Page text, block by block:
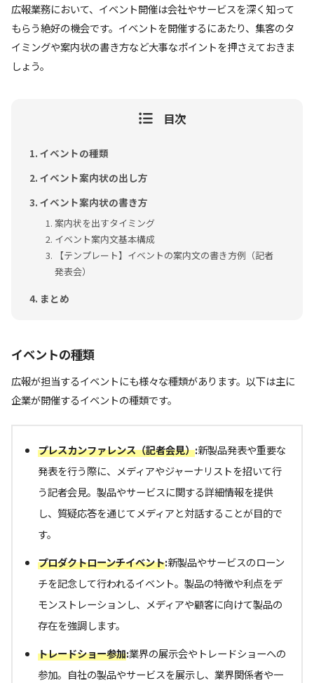
広報業務において、イベント開催は会社やサービスを深く知って
もらう絶好の機会です。イベントを開催するにあたり、集客のタ
イミングや案内状の書き方など大事なポイントを押さえておきま
しょう。
目次
イベントの種類
イベント案内状の出し方
イベント案内状の書き方
案内状を出すタイミング
イベント案内文基本構成
【テンプレート】イベントの案内文の書き方例（記者
発表会）
まとめ
イベントの種類
広報が担当するイベントにも様々な種類があります。以下は主に
企業が開催するイベントの種類です。
プレスカンファレンス（記者会見）:新製品発表や重要な
発表を行う際に、メディアやジャーナリストを招いて行
う記者会見。製品やサービスに関する詳細情報を提供
し、質疑応答を通じてメディアと対話することが目的で
す。
プロダクトローンチイベント:新製品やサービスのローン
チを記念して行われるイベント。製品の特徴や利点をデ
モンストレーションし、メディアや顧客に向けて製品の
存在を強調します。
トレードショー参加:業界の展示会やトレードショーへの
参加。自社の製品やサービスを展示し、業界関係者や一